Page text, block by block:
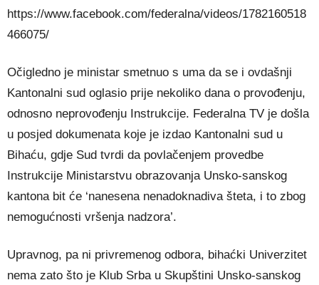
https://www.facebook.com/federalna/videos/1782160518
466075/
Očigledno je ministar smetnuo s uma da se i ovdašnji
Kantonalni sud oglasio prije nekoliko dana o provođenju,
odnosno neprovođenju Instrukcije. Federalna TV je došla
u posjed dokumenata koje je izdao Kantonalni sud u
Bihaću, gdje Sud tvrdi da povlačenjem provedbe
Instrukcije Ministarstvu obrazovanja Unsko-sanskog
kantona bit će ‘nanesena nenadoknadiva šteta, i to zbog
nemogućnosti vršenja nadzora’.
Upravnog, pa ni privremenog odbora, bihaćki Univerzitet
nema zato što je Klub Srba u Skupštini Unsko-sanskog